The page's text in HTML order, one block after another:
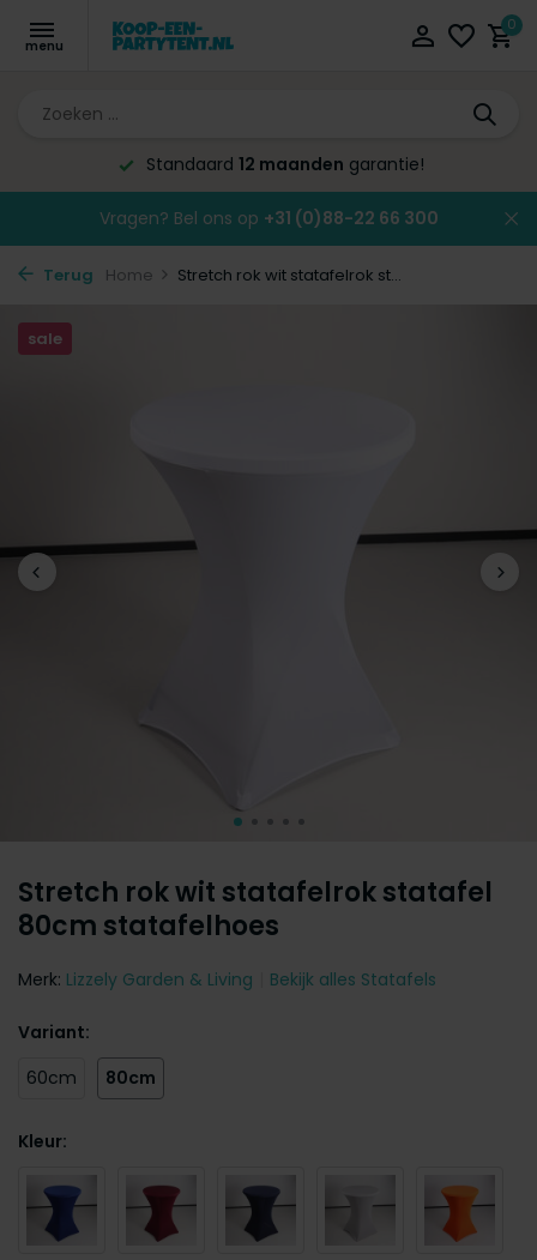
0
Altijd de laagsteprijsgarantie!
Vragen? Bel ons op +31 (0)88-22 66 300
Terug Home Stretch rok wit statafelrok st...
Stretch rok wit statafelrok statafel
80cm statafelhoes
sale
Merk: Lizzely Garden & Living Bekijk alles Statafels
Variant:
60cm
80cm
Kleur: